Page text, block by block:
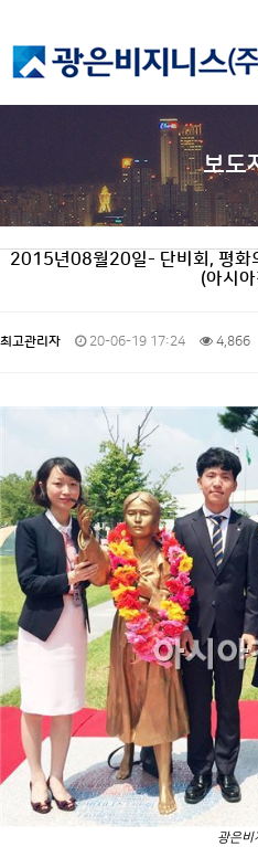
보도
2015년08월20일- 단비회, 평화
(아시
최고관리자 20-06-19 17:24 4,866
광은비